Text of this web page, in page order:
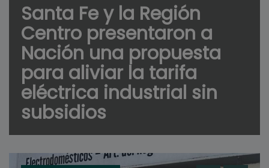
Santa Fe y la Región
Centro presentaron a
Nación una propuesta
para aliviar la tarifa
eléctrica industrial sin
subsidios